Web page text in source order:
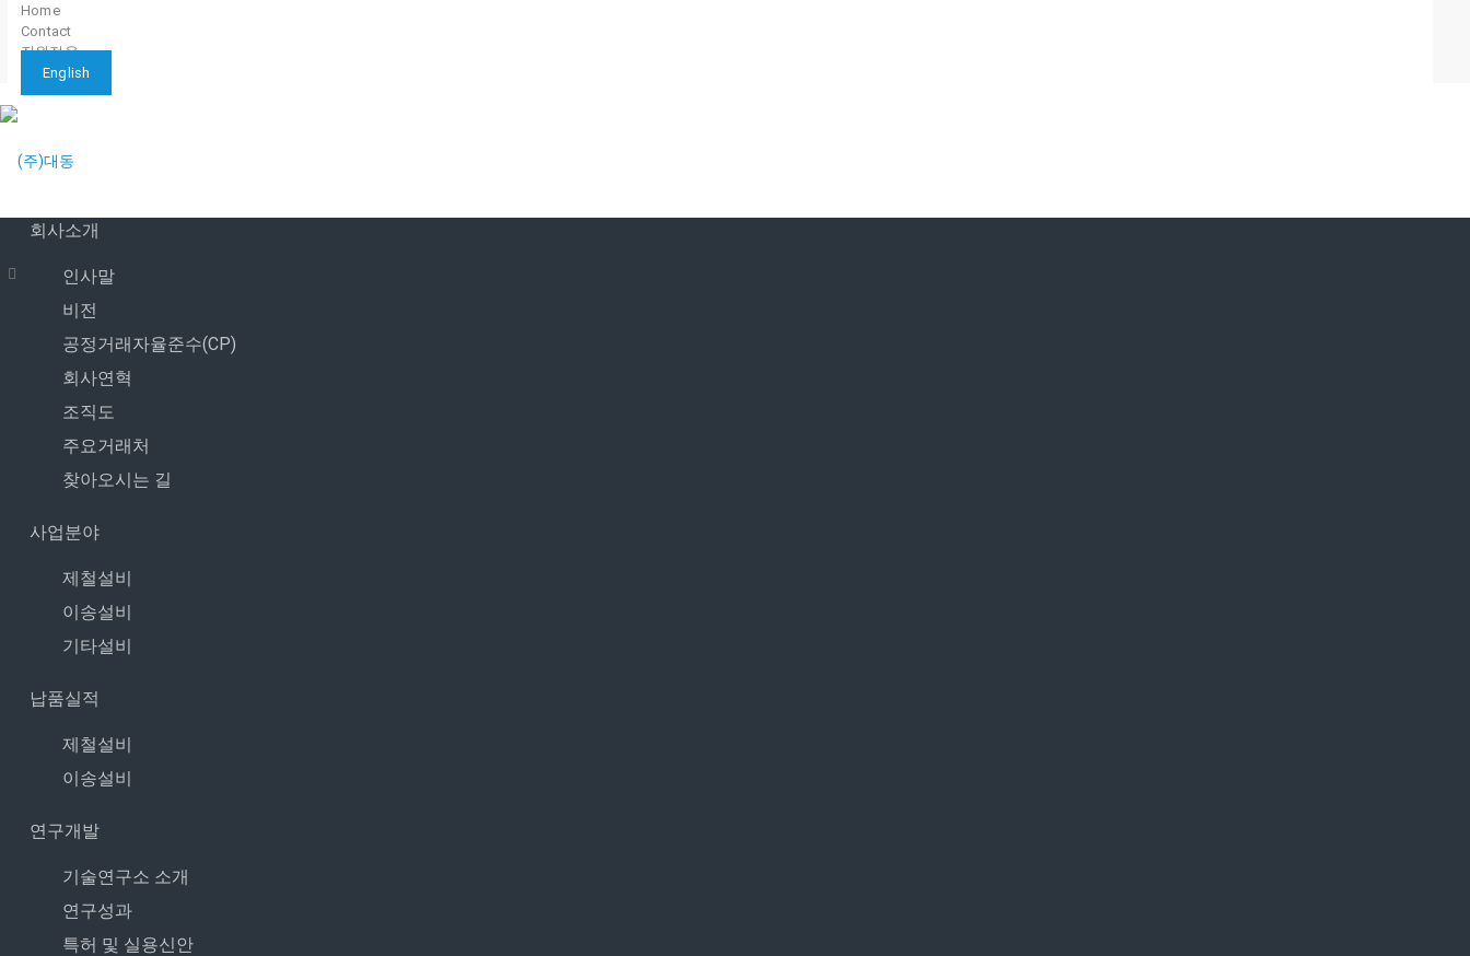
Home
Contact
직원전용
English
회사소개
인사말
비전
공정거래자율준수(CP)
회사연혁
조직도
주요거래처
찾아오시는 길
사업분야
제철설비
이송설비
기타설비
납품실적
제철설비
이송설비
연구개발
기술연구소 소개
연구성과
특허 및 실용신안